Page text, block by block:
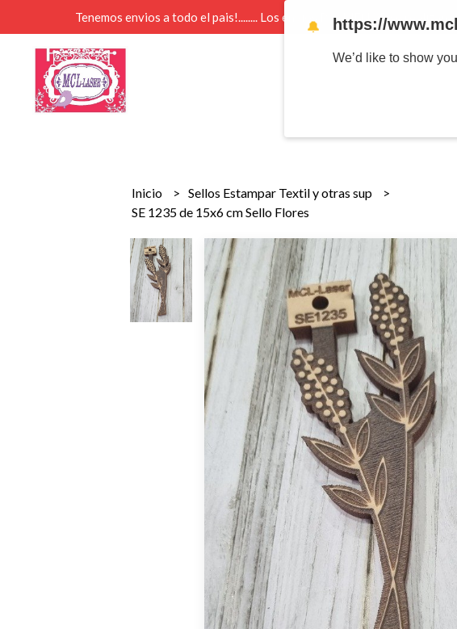
Tenemos envios a todo el pais!........ Los envios Por MENOR se
Inicio
Sellos Estampar Textil y otras sup
SE 1235 de 15x6 cm Sello Flores
🔔 https://
We’d like to show